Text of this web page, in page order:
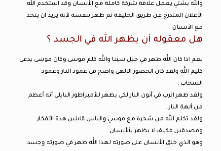
والله يشتي يعمل علاقة شركة كاملة مع الأنسان وقد استخدم الله
الأعلان المتدرج عن طريق الخليقة ثم ظهر بنفسه لأنه يريد ان يتحد
مع الأنسان .
هل معقوله أن يظهر الله في الجسد ؟
نعم اذا كان الله ظهر في جبل سينا والله كلم موسى وكان موسى يدعى
كليم الله ولقد كان الحضور الالهي واضح في عمود النار وعمود
السحاب .
ولقد ظهر الرب في أتون النار لكي يظهر للأمبراطور البابلي أنه أعظم
من ألهة النار .
ولقد تكلم الله من شجرة مع موسي والناس قابلين هذة الأفكار
ومصدقين فكيف لا يظهر بألأنسان
وهو الذي خلق الأنسان على صورته لهذا الله ظهر في صورته وجسد